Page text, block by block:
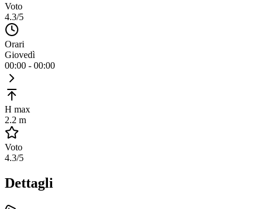
Voto
4.3/5
Orari
Giovedì
00:00 - 00:00
H max
2.2 m
Voto
4.3/5
Dettagli